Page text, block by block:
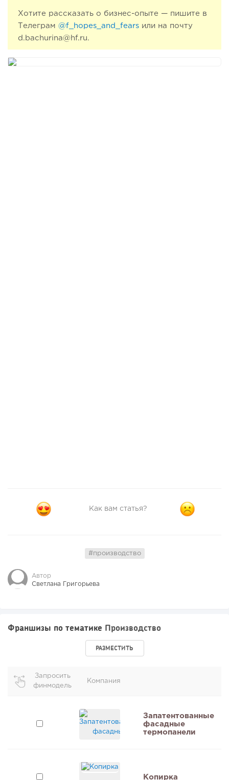
Хотите рассказать о бизнес-опыте — пишите в
Телеграм @f_hopes_and_fears или на почту
d.bachurina@hf.ru.
Как вам статья?
#производство
Автор
Светлана Григорьева
Франшизы по тематике Производство
РАЗМЕСТИТЬ
Запросить
финмодель
Компания
Запатентованные
фасадные
термопанели
Копирка